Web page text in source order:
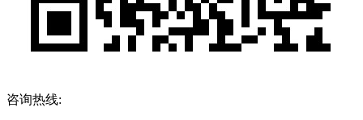
咨询热线: